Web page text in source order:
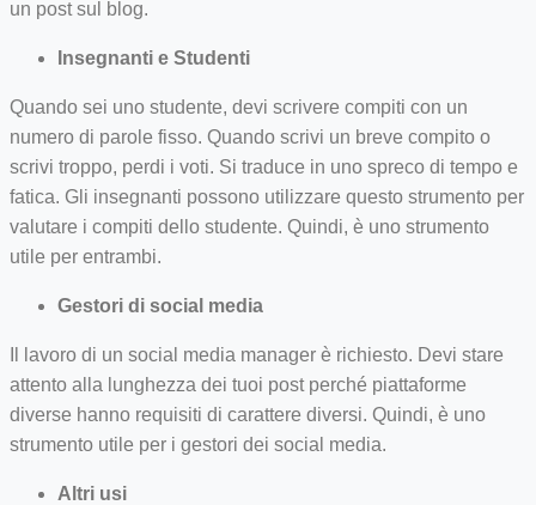
un post sul blog.
Insegnanti e Studenti
Quando sei uno studente, devi scrivere compiti con un
numero di parole fisso. Quando scrivi un breve compito o
scrivi troppo, perdi i voti. Si traduce in uno spreco di tempo e
fatica. Gli insegnanti possono utilizzare questo strumento per
valutare i compiti dello studente. Quindi, è uno strumento
utile per entrambi.
Gestori di social media
Il lavoro di un social media manager è richiesto. Devi stare
attento alla lunghezza dei tuoi post perché piattaforme
diverse hanno requisiti di carattere diversi. Quindi, è uno
strumento utile per i gestori dei social media.
Altri usi